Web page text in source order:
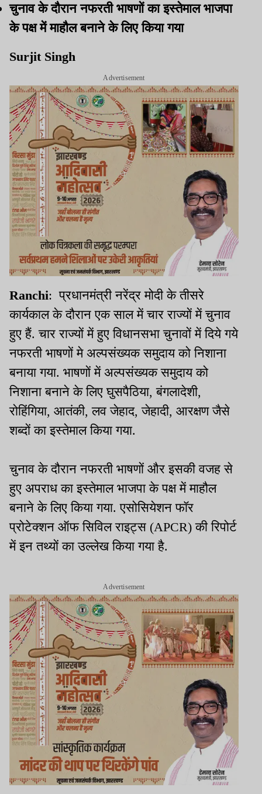
चुनाव के दौरान नफरती भाषणों का इस्तेमाल भाजपा
के पक्ष में माहौल बनाने के लिए किया गया
Surjit Singh
Advertisement
Ranchi: प्रधानमंत्री नरेंद्र मोदी के तीसरे
कार्यकाल के दौरान एक साल में चार राज्यों में चुनाव
हुए हैं. चार राज्यों में हुए विधानसभा चुनावों में दिये गये
नफरती भाषणों मे अल्पसंख्यक समुदाय को निशाना
बनाया गया. भाषणों में अल्पसंख्यक समुदाय को
निशाना बनाने के लिए घुसपैठिया, बंगलादेशी,
रोहिंगिया, आतंकी, लव जेहाद, जेहादी, आरक्षण जैसे
शब्दों का इस्तेमाल किया गया.
चुनाव के दौरान नफरती भाषणों और इसकी वजह से
हुए अपराध का इस्तेमाल भाजपा के पक्ष में माहौल
बनाने के लिए किया गया. एसोसियेशन फॉर
प्रोटेक्शन ऑफ सिविल राइट्स (APCR) की रिपोर्ट
में इन तथ्यों का उल्लेख किया गया है.
Advertisement